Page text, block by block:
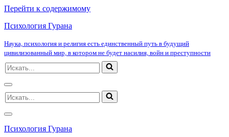
Перейти к содержимому
Психология Гурана
Наука, психология и религия есть единственный путь в будущий
цивилизованный мир, в котором не будет насилия, войн и преступности
Искать...
Меню
навигации
Искать...
Меню
навигации
Психология Гурана